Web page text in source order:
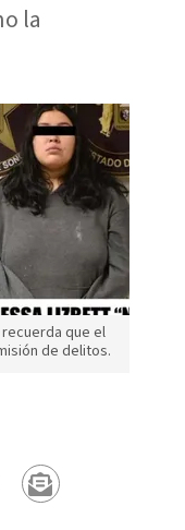
la
que el
de delitos.